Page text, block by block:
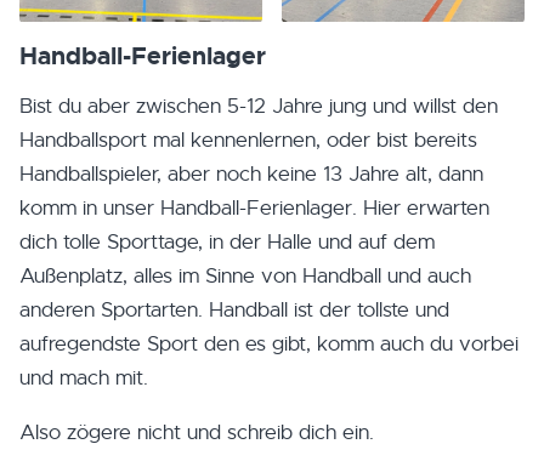
Handball-Ferienlager
Bist du aber zwischen 5-12 Jahre jung und willst den
Handballsport mal kennenlernen, oder bist bereits
Handballspieler, aber noch keine 13 Jahre alt, dann
komm in unser Handball-Ferienlager. Hier erwarten
dich tolle Sporttage, in der Halle und auf dem
Außenplatz, alles im Sinne von Handball und auch
anderen Sportarten. Handball ist der tollste und
aufregendste Sport den es gibt, komm auch du vorbei
und mach mit.
Also zögere nicht und schreib dich ein.